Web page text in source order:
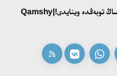
لينگۆومادەني سيپاتى
وزەكتىلىگى
قامشى - ۇل بولساڭ قولىڭدا، قۇل بولساڭ توبەڭدە وينايدى!|Qamshy